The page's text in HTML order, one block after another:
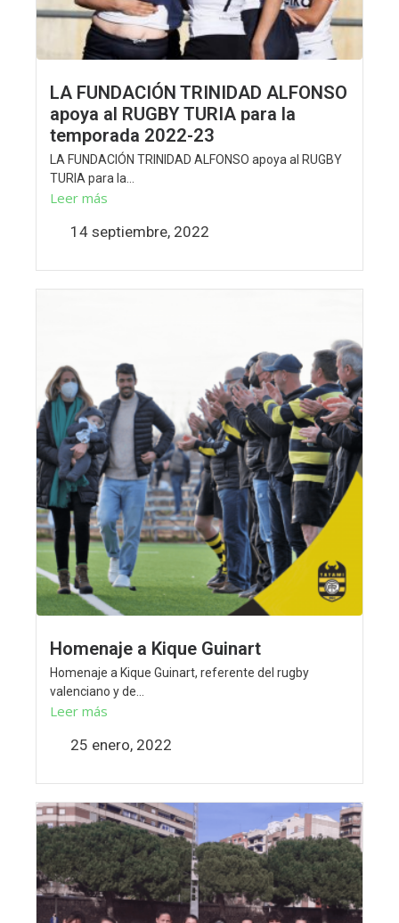
LA FUNDACIÓN TRINIDAD ALFONSO
apoya al RUGBY TURIA para la
temporada 2022-23
LA FUNDACIÓN TRINIDAD ALFONSO apoya al RUGBY
TURIA para la...
Leer más
14 septiembre, 2022
Homenaje a Kique Guinart
Homenaje a Kique Guinart, referente del rugby
valenciano y de...
Leer más
25 enero, 2022